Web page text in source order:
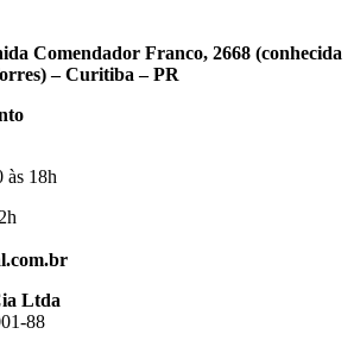
Comendador Franco, 2668 (conhecida
– Curitiba – PR
às 18h
Ltda
88